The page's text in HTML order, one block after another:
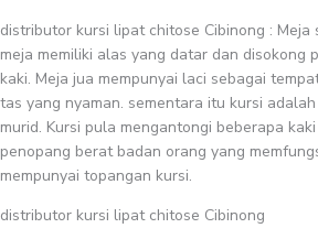
distributor kursi lipat chitose Cibinong :
meja memiliki alas yang datar dan disokong
kaki. Meja jua mempunyai laci sebagai
tas yang nyaman. sementara itu kursi
murid. Kursi pula mengantongi beberapa
penopang berat badan orang yang
mempunyai topangan kursi.
distributor kursi lipat chitose Cibinong